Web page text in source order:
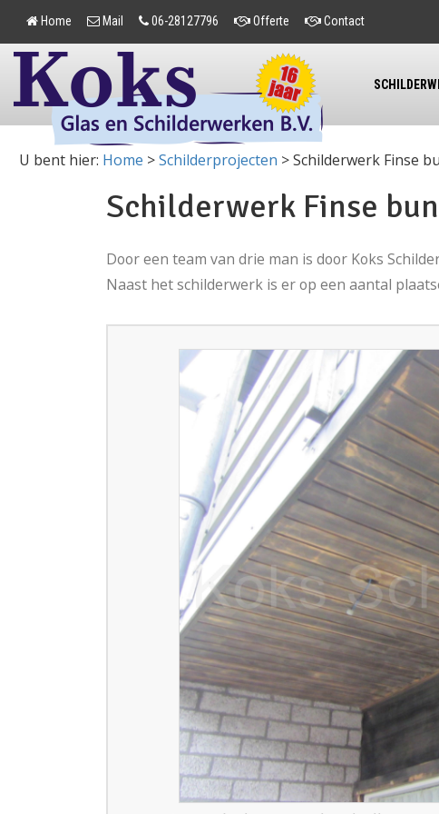
Home Mail 06-28127796 Offerte Contact
U bent hier: Home >Schilderprojecten >Schilderwerk Finse
Schilderwerk Finse
Door een team van drie man is door Koks
Naast het schilderwerk is er op een aantal